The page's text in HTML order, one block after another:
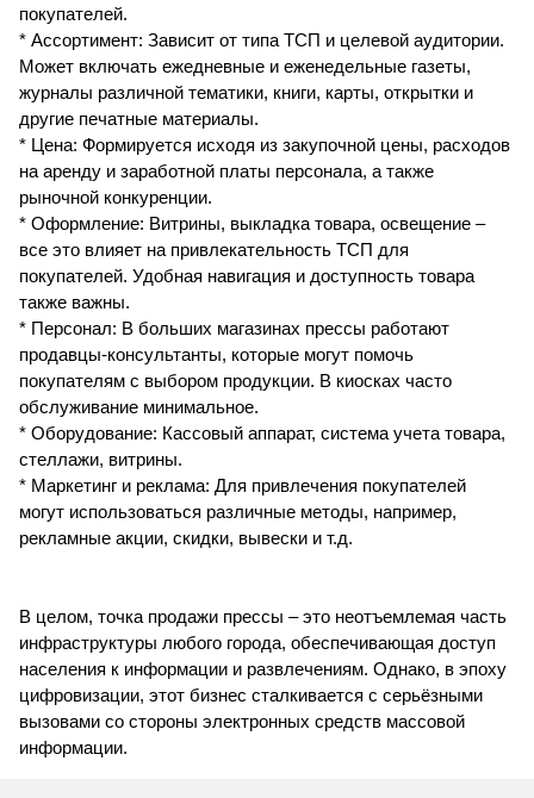
покупателей.
* Ассортимент: Зависит от типа ТСП и целевой аудитории.
Может включать ежедневные и еженедельные газеты,
журналы различной тематики, книги, карты, открытки и
другие печатные материалы.
* Цена: Формируется исходя из закупочной цены, расходов
на аренду и заработной платы персонала, а также
рыночной конкуренции.
* Оформление: Витрины, выкладка товара, освещение –
все это влияет на привлекательность ТСП для
покупателей. Удобная навигация и доступность товара
также важны.
* Персонал: В больших магазинах прессы работают
продавцы-консультанты, которые могут помочь
покупателям с выбором продукции. В киосках часто
обслуживание минимальное.
* Оборудование: Кассовый аппарат, система учета товара,
стеллажи, витрины.
* Маркетинг и реклама: Для привлечения покупателей
могут использоваться различные методы, например,
рекламные акции, скидки, вывески и т.д.
В целом, точка продажи прессы – это неотъемлемая часть
инфраструктуры любого города, обеспечивающая доступ
населения к информации и развлечениям. Однако, в эпоху
цифровизации, этот бизнес сталкивается с серьёзными
вызовами со стороны электронных средств массовой
информации.